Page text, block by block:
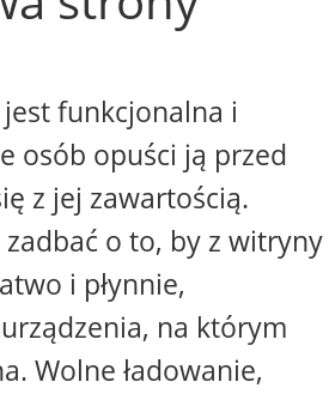
funkcjonalna i
osób opuści ją przed
z jej zawartością.
o to, by z witryny
i płynnie,
na którym
Wolne ładowanie,